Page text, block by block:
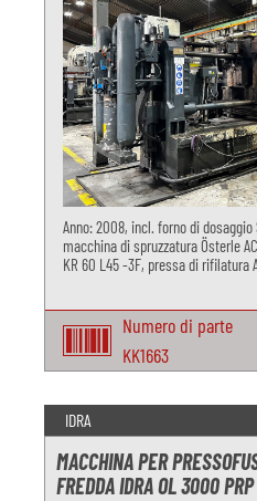
Anno: 2008, incl. forno di dosaggio
macchina di spruzzatura Österle
KR 60 L45 -3F, pressa di rifilatura
Numero di parte
KK1663
IDRA
MACCHINA PER
FREDDA IDRA OL 3000